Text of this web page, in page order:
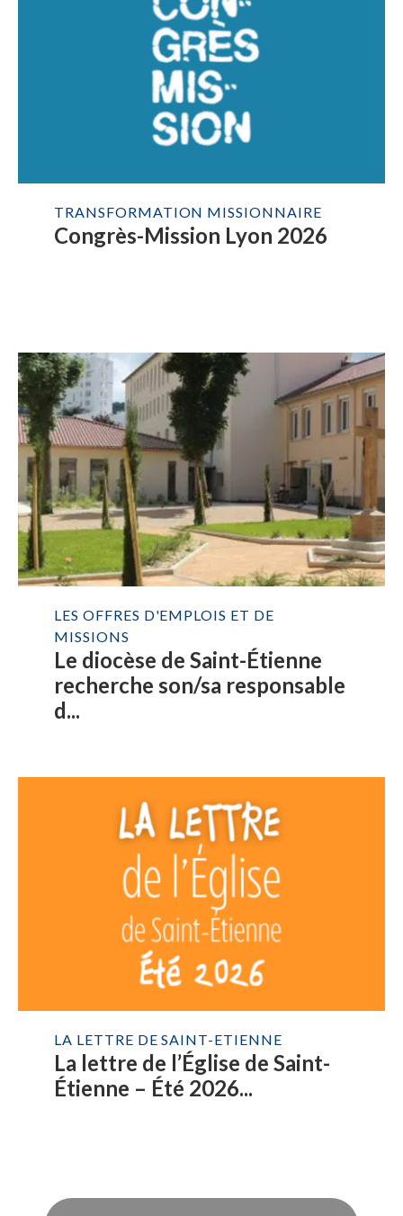
TRANSFORMATION MISSIONNAIRE
Congrès-Mission Lyon 2026
LES OFFRES D'EMPLOIS ET DE
MISSIONS
Le diocèse de Saint-Étienne
recherche son/sa responsable
d...
LA LETTRE DE SAINT-ETIENNE
La lettre de l’Église de Saint-
Étienne – Été 2026...